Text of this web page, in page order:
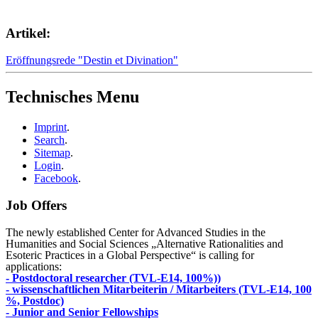
Artikel:
Eröffnungsrede "Destin et Divination"
Technisches Menu
Imprint.
Search.
Sitemap.
Login.
Facebook.
Job Offers
The newly established Center for Advanced Studies in the
Humanities and Social Sciences „Alternative Rationalities and
Esoteric Practices in a Global Perspective“ is calling for
applications:
- Postdoctoral researcher (TVL-E14, 100%))
- wissenschaftlichen Mitarbeiterin / Mitarbeiters (TVL-E14, 100
%, Postdoc)
- Junior and Senior Fellowships